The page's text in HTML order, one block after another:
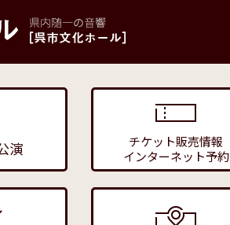
演
チケット販売情報
インターネット予約